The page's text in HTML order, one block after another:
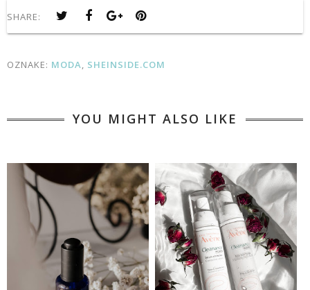
SHARE:
OZNAKE: MODA, SHEINSIDE.COM
YOU MIGHT ALSO LIKE